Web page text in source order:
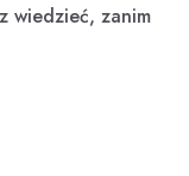
wiedzieć, zanim